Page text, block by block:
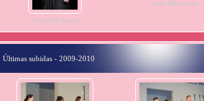
vista 366 veces
vista 480 veces
Últimas subidas - 2009-2010